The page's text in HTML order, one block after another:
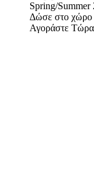
Spring/Summer
Δώσε στο χώρο
Αγοράστε Τώρα